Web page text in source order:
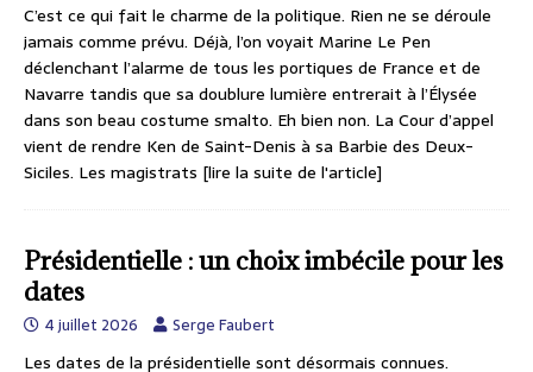
C’est ce qui fait le charme de la politique. Rien ne se déroule
jamais comme prévu. Déjà, l’on voyait Marine Le Pen
déclenchant l’alarme de tous les portiques de France et de
Navarre tandis que sa doublure lumière entrerait à l’Élysée
dans son beau costume smalto. Eh bien non. La Cour d’appel
vient de rendre Ken de Saint-Denis à sa Barbie des Deux-
Siciles. Les magistrats [lire la suite de l'article]
Présidentielle : un choix imbécile pour les
dates
4 juillet 2026 Serge Faubert
Les dates de la présidentielle sont désormais connues.